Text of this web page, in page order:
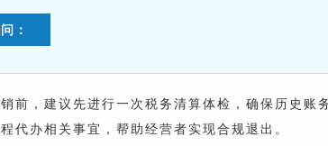
：
前，建议先进行一次税务清算体检，确保历史账
代办相关事宜，帮助经营者实现合规退出。